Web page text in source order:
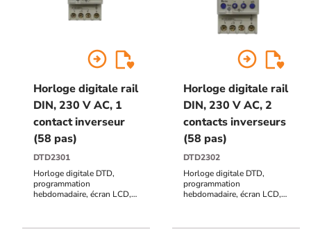
arrow_circle_right
Horloge digitale rail
DIN, 230 V AC, 1
contact inverseur
(58 pas)
DTD2301
Horloge digitale DTD,
programmation
hebdomadaire, écran LCD,
pas), programmation
arrow_circle_right
Horloge digitale rail
DIN, 230 V AC, 2
contacts inverseurs
(58 pas)
DTD2302
Horloge digitale DTD,
programmation
hebdomadaire, écran LCD,
(58 pas), programmation